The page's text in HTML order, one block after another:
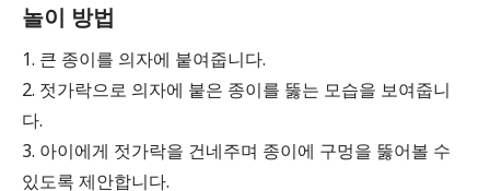
놀이 방법
1. 큰 종이를 의자에 붙여줍니다.
2. 젓가락으로 의자에 붙은 종이를 뚫는 모습을 보여줍니
다.
3. 아이에게 젓가락을 건네주며 종이에 구멍을 뚫어볼 수
있도록 제안합니다.